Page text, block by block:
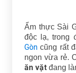
Ẩm thực Sài
độc lạ, trong
Gòn cũng rất
ngon vừa rẻ.
ăn vặt đang